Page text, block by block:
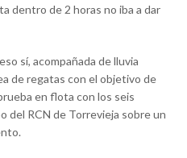
dentro de 2 horas no iba a dar
sí, acompañada de lluvia
de regatas con el objetivo de
en flota con los seis
del RCN de Torrevieja sobre un